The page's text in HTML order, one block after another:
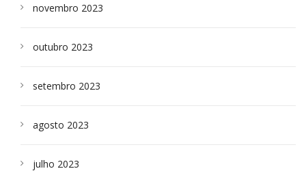
novembro 2023
outubro 2023
setembro 2023
agosto 2023
julho 2023